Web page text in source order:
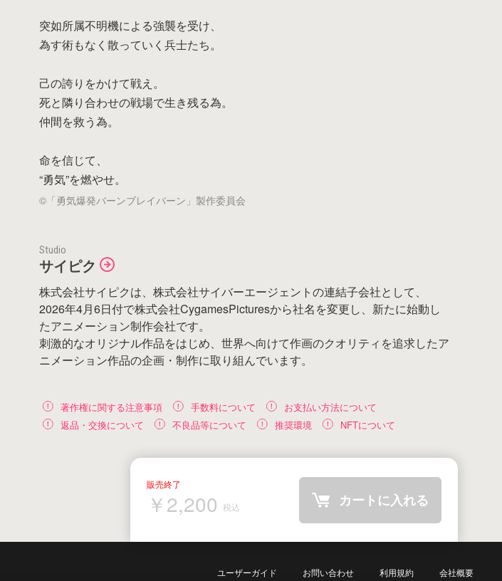
突如所属不明機による強襲を受け、
為す術もなく散っていく兵士たち。
己の誇りをかけて戦え。
死と隣り合わせの戦場で生き残る為。
仲間を救う為。
命を信じて、
“勇気”を燃やせ。
©「勇気爆発バーンブレイバーン」製作委員会
Studio
サイピク
株式会社サイピクは、株式会社サイバーエージェントの連結子会社として、
2026年4月6日付で株式会社CygamesPicturesから社名を変更し、新たに始動し
たアニメーション制作会社です。
刺激的なオリジナル作品をはじめ、世界へ向けて作画のクオリティを追求したア
ニメーション作品の企画・制作に取り組んでいます。
著作権に関する注意事項 手数料について
お支払い方法について
返品・交換について
不良品等について 推奨環境 NFTについて
￥2,200 税込 カートに入れる
ユーザーガイド お問い合わせ 利用規約 会社概要